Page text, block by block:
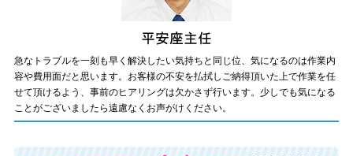
急なトラブルを一刻も早く解決したい気持ちと同じ位、気になるのは作業内
容や費用面だと思います。お客様の不安を払拭しご納得頂いた上で作業を任
せて頂けるよう、事前のヒアリングは欠かさず行います。少しでも気になる
ことがございましたら遠慮なくお声がけください。